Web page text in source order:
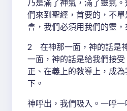
乃是滿了神氣，滿了靈氣
們來到聖經，首要的，不
會，我們必須用我們的靈，
2 在神那一面，神的話是
一面，神的話是給我們接
正、在義上的教導上，成
下。
神呼出，我們吸入。一呼